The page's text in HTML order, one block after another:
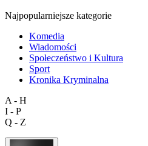
Najpopularniejsze kategorie
Komedia
Wiadomości
Społeczeństwo i Kultura
Sport
Kronika Kryminalna
A - H
I - P
Q - Z